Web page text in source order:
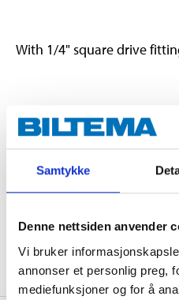
Samtykke
Denne nettsiden anvender
Vi bruker
annonser et personlig preg,
mediefunksjoner og for å
With 1/4" square drive